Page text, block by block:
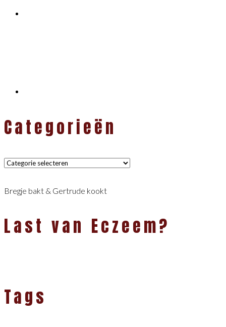
Categorieën
Categorieën
Bregje bakt & Gertrude kookt
Last van Eczeem?
Tags